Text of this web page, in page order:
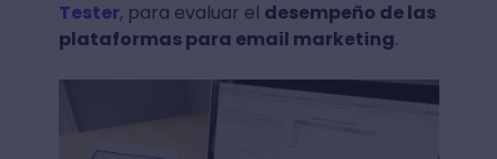
Tester, para evaluar el desempeño de las
plataformas para email marketing.